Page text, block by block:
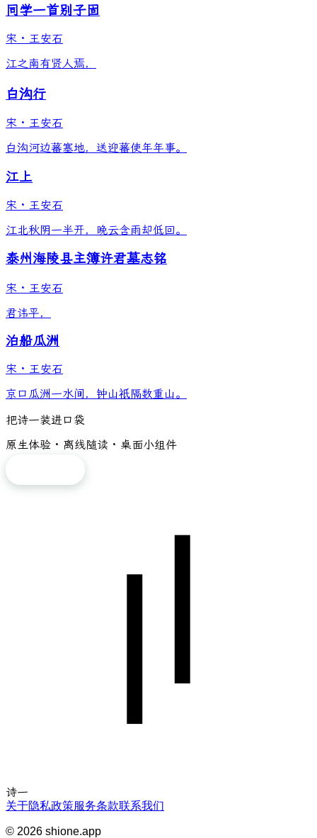
同学一首别子固
宋 · 王安石
江之南有贤人焉，
白沟行
宋 · 王安石
白沟河边蕃塞地，送迎蕃使年年事。
江上
宋 · 王安石
江北秋阴一半开，晚云含雨却低回。
泰州海陵县主簿许君墓志铭
宋 · 王安石
君讳平，
泊船瓜洲
宋 · 王安石
京口瓜洲一水间，钟山祇隔数重山。
把诗一装进口袋
原生体验 · 离线随读 · 桌面小组件
诗一
关于隐私政策服务条款联系我们
© 2026 shione.app